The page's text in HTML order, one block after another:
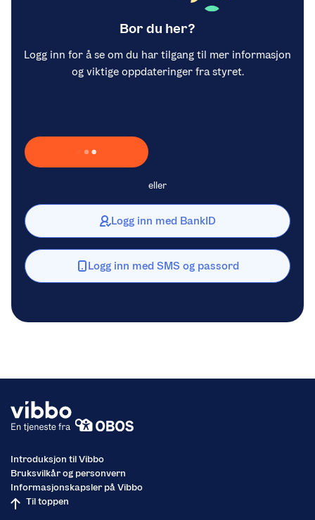
Bor du her?
Logg inn for å se om du har tilgang til mer informasjon
og viktige oppdateringer fra styret.
Laster inn Vipps …
eller
Logg inn med BankID
Logg inn med SMS og passord
Introduksjon til Vibbo
Bruksvilkår og personvern
Informasjonskapsler på Vibbo
Til toppen